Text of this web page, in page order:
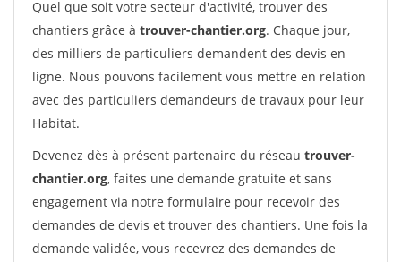
Quel que soit votre secteur d'activité, trouver des
chantiers grâce à trouver-chantier.org. Chaque jour,
des milliers de particuliers demandent des devis en
ligne. Nous pouvons facilement vous mettre en relation
avec des particuliers demandeurs de travaux pour leur
Habitat.
Devenez dès à présent partenaire du réseau trouver-
chantier.org, faites une demande gratuite et sans
engagement via notre formulaire pour recevoir des
demandes de devis et trouver des chantiers. Une fois la
demande validée, vous recevrez des demandes de